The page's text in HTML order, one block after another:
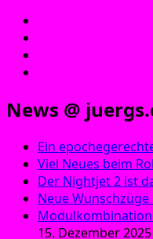
News @
Ein
Viel Neues beim
Der Nightjet 2 ist
Neue
15. Dezember 2025